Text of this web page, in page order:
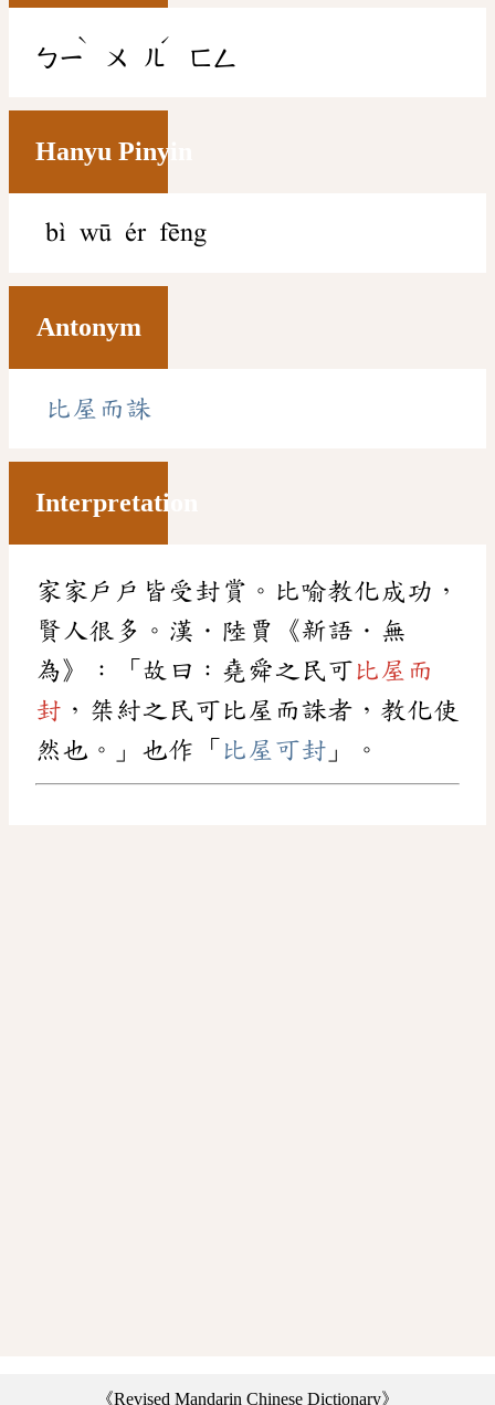
ㄅㄧ
ˋ
ㄨ ㄦ
ˊ
ㄈㄥ
Hanyu Pinyin
bì wū ér fēng
Antonym
比屋而誅
Interpretation
家家戶戶皆受封賞。比喻教化成功，
賢人很多。漢．陸賈《新語．無
為》：「故曰：堯舜之民可比屋而
封 ，桀紂之民可比屋而誅者，教化使
然也。」也作「 比屋可封 」。
《Revised Mandarin Chinese Dictionary》